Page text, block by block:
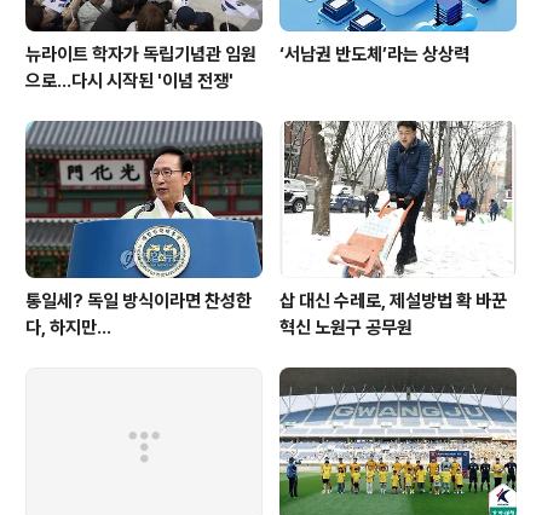
뉴라이트 학자가 독립기념관 임원
으로…다시 시작된 '이념 전쟁'
‘서남권 반도체’라는 상상력
통일세? 독일 방식이라면 찬성한
다, 하지만...
삽 대신 수레로, 제설방법 확 바꾼
혁신 노원구 공무원